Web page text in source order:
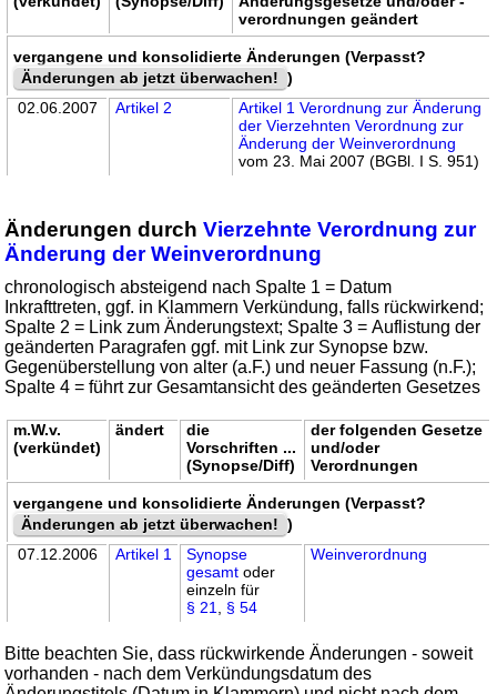
verordnungen geändert
vergangene und konsolidierte Änderungen (Verpasst?
Änderungen ab jetzt überwachen! )
02.06.2007
Artikel 2
Artikel 1 Verordnung zur Änderung
der Vierzehnten Verordnung zur
Änderung der Weinverordnung
vom 23. Mai 2007 (BGBl. I S. 951)
Änderungen durchVierzehnte Verordnung zur
Änderung der Weinverordnung
chronologisch absteigend nach Spalte 1 = Datum
Inkrafttreten, ggf. in Klammern Verkündung, falls rückwirkend;
Spalte 2 = Link zum Änderungstext; Spalte 3 = Auflistung der
geänderten Paragrafen ggf. mit Link zur Synopse bzw.
Gegenüberstellung von alter (a.F.) und neuer Fassung (n.F.);
Spalte 4 = führt zur Gesamtansicht des geänderten Gesetzes
m.W.v.
(verkündet)
ändert
die
Vorschriften ...
(Synopse/Diff)
der folgenden Gesetze
und/oder
Verordnungen
vergangene und konsolidierte Änderungen (Verpasst?
Änderungen ab jetzt überwachen! )
07.12.2006
Artikel 1
Synopse
gesamt oder
einzeln für
§ 21
§ 54
Weinverordnung
Bitte beachten Sie, dass rückwirkende Änderungen - soweit
vorhanden - nach dem Verkündungsdatum des